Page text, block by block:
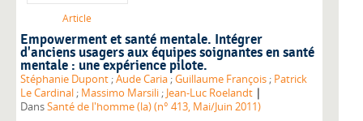
Article
Empowerment et santé mentale. Intégrer
d'anciens usagers aux équipes soignantes en santé
mentale : une expérience pilote.
Stéphanie Dupont ;Aude Caria ;Guillaume François ; Patrick
Le Cardinal ; Massimo Marsili ; Jean-Luc Roelandt |
DansSanté de l'homme (la) (n° 413, Mai/Juin 2011)